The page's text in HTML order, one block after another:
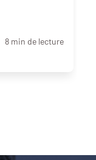
8 min de lecture